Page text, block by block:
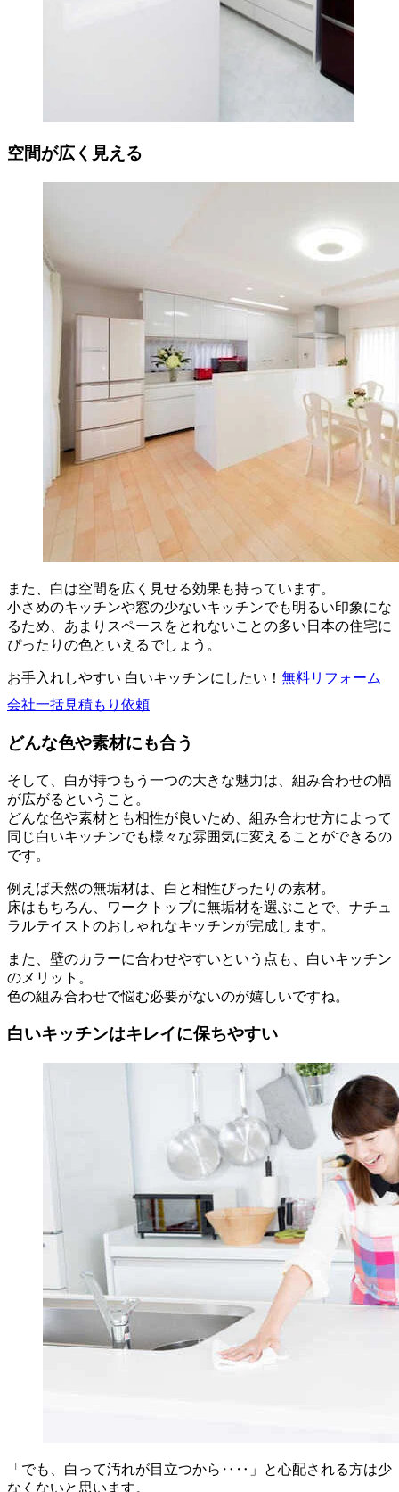
空間が広く見える
また、白は空間を広く見せる効果も持っています。
小さめのキッチンや窓の少ないキッチンでも明るい印象にな
るため、あまりスペースをとれないことの多い日本の住宅に
ぴったりの色といえるでしょう。
お手入れしやすい 白いキッチンにしたい！ 無料リフォーム
会社一括見積もり依頼
どんな色や素材にも合う
そして、白が持つもう一つの大きな魅力は、組み合わせの幅
が広がるということ。
どんな色や素材とも相性が良いため、組み合わせ方によって
同じ白いキッチンでも様々な雰囲気に変えることができるの
です。
例えば天然の無垢材は、白と相性ぴったりの素材。
床はもちろん、ワークトップに無垢材を選ぶことで、ナチュ
ラルテイストのおしゃれなキッチンが完成します。
また、壁のカラーに合わせやすいという点も、白いキッチン
のメリット。
色の組み合わせで悩む必要がないのが嬉しいですね。
白いキッチンはキレイに保ちやすい
「でも、白って汚れが目立つから‥‥」と心配される方は少
なくないと思います。